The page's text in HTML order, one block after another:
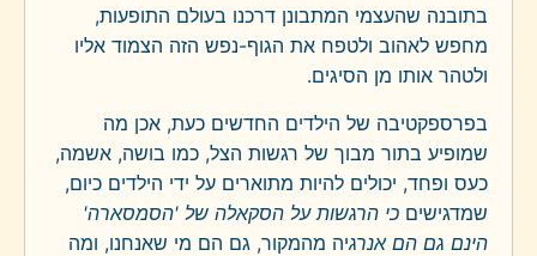
בתובנה שהעצמי המתבונן דרכנו בעולם התופעות,
מחפש לאהוב ולטפח את הגוף-נפש הזה הצמוד אליו
ולטהר אותו מן הסיגים.
בפרספקטיבה של הילדים החדשים כעת, אכן מה
שמופיע בתור מבוך של רגשות הצל, כמו בושה, אשמה,
כעס ופחד, יכולים להיות מתוארים על ידי הילדים כיום,
שמדגישים כי הרגשות על הסקאלה של 'הסמסארה'
הינם גם הם אנרגיה מהמקור, גם הם מי שאנחנו, ומה